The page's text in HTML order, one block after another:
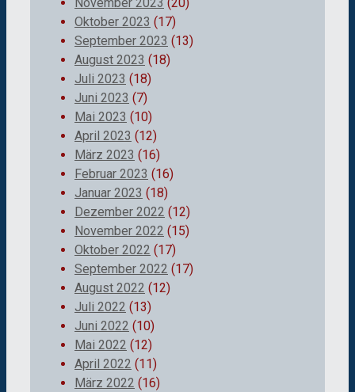
Oktober 2023 (17)
September 2023 (13)
August 2023 (18)
Juli 2023 (18)
Juni 2023 (7)
Mai 2023 (10)
April 2023 (12)
März 2023 (16)
Februar 2023 (16)
Januar 2023 (18)
Dezember 2022 (12)
November 2022 (15)
Oktober 2022 (17)
September 2022 (17)
August 2022 (12)
Juli 2022 (13)
Juni 2022 (10)
Mai 2022 (12)
April 2022 (11)
März 2022 (16)